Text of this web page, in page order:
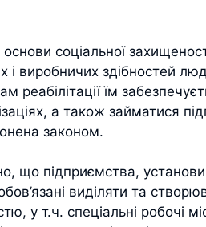
соціальної
і виробничих здібностей
реабілітації їм
а також займатися
законом.
що підприємства, установи,
виділяти та
у т.ч. спеціальні робочі